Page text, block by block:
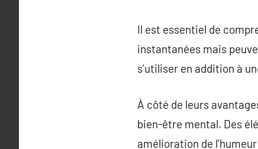
Il est essentiel de
instantanées mais
s’utiliser en addition à
À côté de leurs
bien-être mental. Des
amélioration de